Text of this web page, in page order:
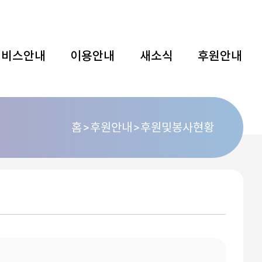
스안내 이용안내 새소식 후원안내
홈 후원안내 후원및봉사현황